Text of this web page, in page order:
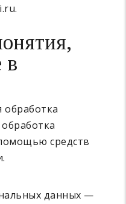
в
обработка
средств
данных —